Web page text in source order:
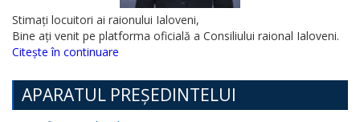
Stimați locuitori ai raionului Ialoveni,
Bine ați venit pe platforma oficială a Consiliului raional Ialoveni.
Citește în continuare
APARATUL PREȘEDINTELUI